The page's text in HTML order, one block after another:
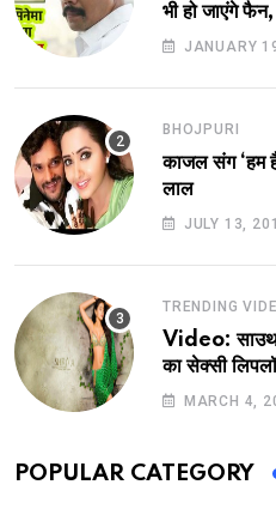
भी हो जाएंगे
दमदार भूमिका
JANUARY
BHOJPURI
काजल संग ‘हम
लाल
JULY 13,
TRENDING
Video: साउथ
का सेक्सी
MARCH 4,
POPULAR CATEGORY